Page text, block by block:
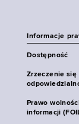
Informacje
Dostępność
Zrzeczenie się
Prawo
informacji